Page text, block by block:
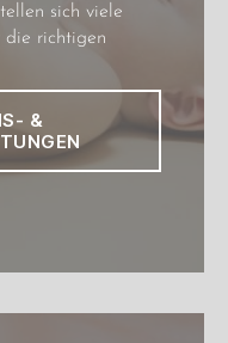
sich viele
die richtigen
&